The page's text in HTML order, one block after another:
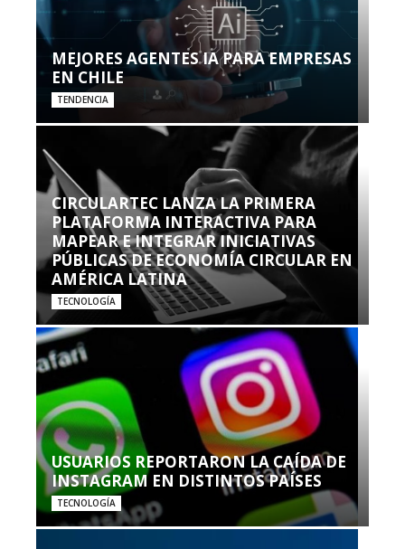
MEJORES AGENTES IA PARA EMPRESAS
EN CHILE
TENDENCIA
CIRCULARTEC LANZA LA PRIMERA
PLATAFORMA INTERACTIVA PARA
MAPEAR E INTEGRAR INICIATIVAS
PÚBLICAS DE ECONOMÍA CIRCULAR EN
AMÉRICA LATINA
TECNOLOGÍA
USUARIOS REPORTARON LA CAÍDA DE
INSTAGRAM EN DISTINTOS PAÍSES
TECNOLOGÍA